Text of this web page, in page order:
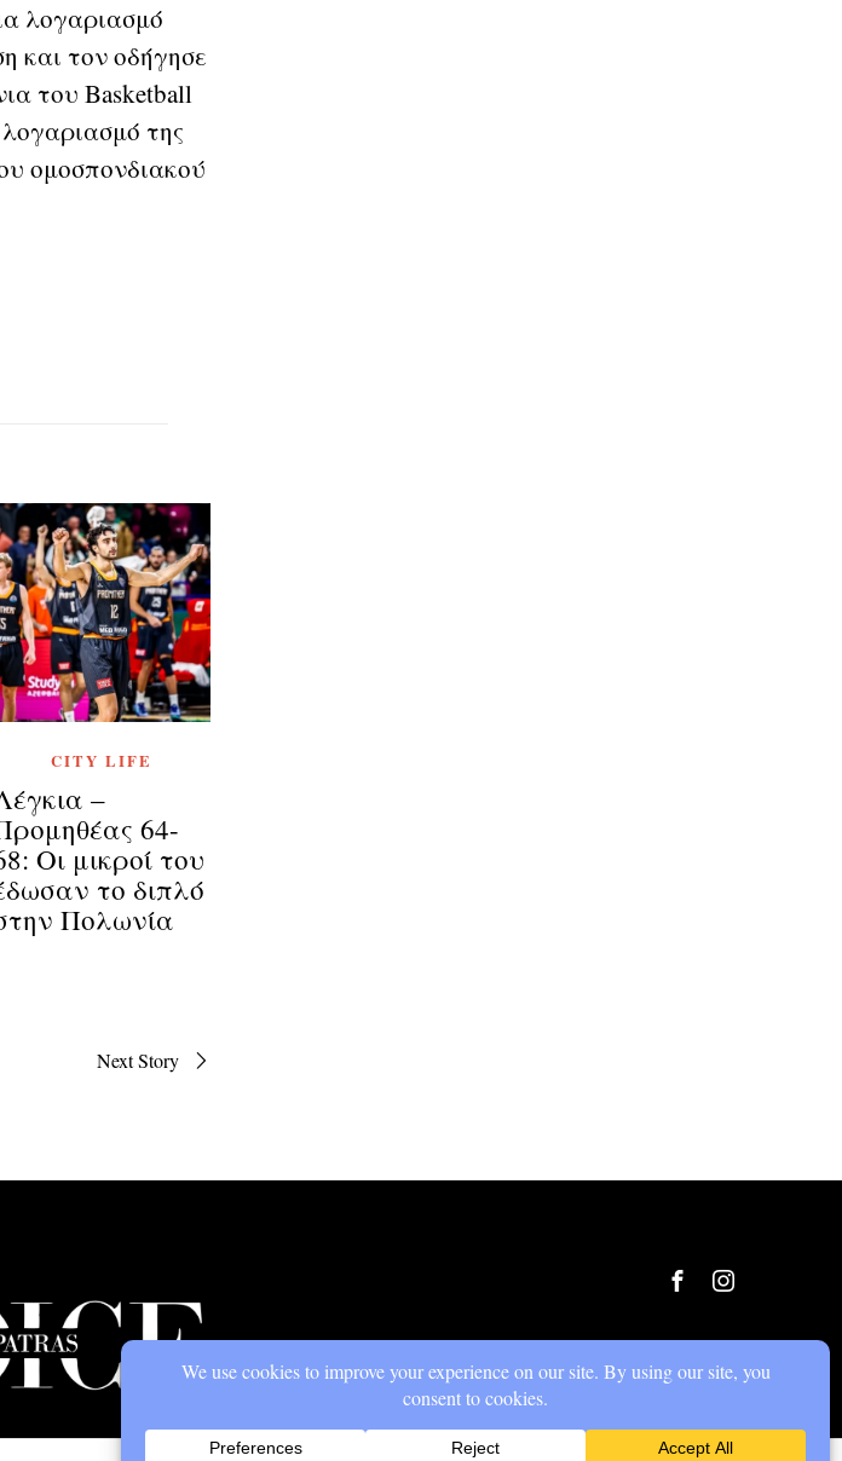
λογαριασμό
και τον οδήγησε
του Basketball
της
ομοσπονδιακού
CITY LIFE
–
64-
Οι μικροί του
το διπλό
Πολωνία
Next Story